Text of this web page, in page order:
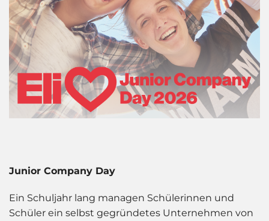
Junior Company Day
Ein Schuljahr lang managen Schülerinnen und
Schüler ein selbst gegründetes Unternehmen von